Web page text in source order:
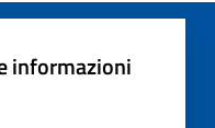
informazioni